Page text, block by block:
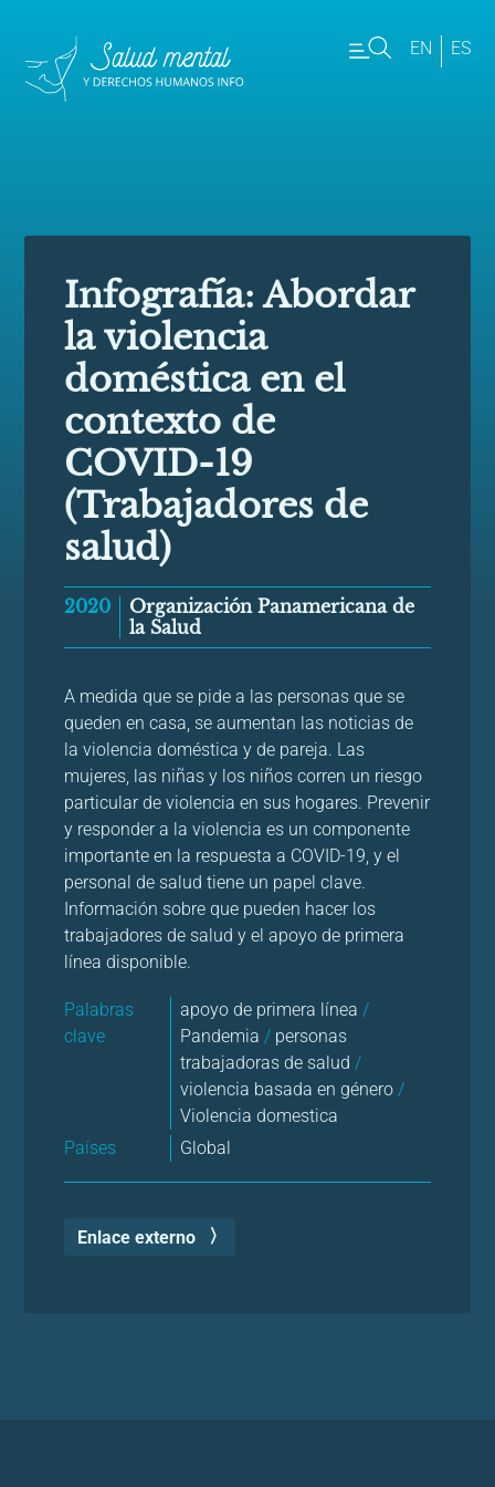
EN ES
Infografía: Abordar
la violencia
doméstica en el
contexto de
COVID-19
(Trabajadores de
salud)
2020
Organización Panamericana de
la Salud
A medida que se pide a las personas que se
queden en casa, se aumentan las noticias de
la violencia doméstica y de pareja. Las
mujeres, las niñas y los niños corren un riesgo
particular de violencia en sus hogares. Prevenir
y responder a la violencia es un componente
importante en la respuesta a COVID-19, y el
personal de salud tiene un papel clave.
Información sobre que pueden hacer los
trabajadores de salud y el apoyo de primera
línea disponible.
Palabras
clave
apoyo de primera línea /
Pandemia / personas
trabajadoras de salud /
violencia basada en género /
Violencia domestica
Países
Global
Enlace externo